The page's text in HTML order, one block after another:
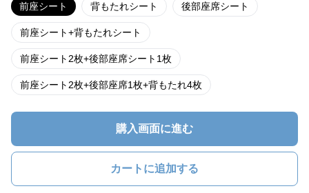
前座シート 背もたれシート 後部座席シート
前座シート+背もたれシート
前座シート2枚+後部座席シート1枚
前座シート2枚+後部座席1枚+背もたれ4枚
購入画面に進む
カートに追加する